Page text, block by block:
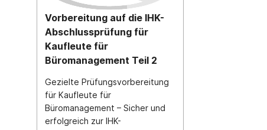
Vorbereitung auf die IHK-
Abschlussprüfung für
Kaufleute für
Büromanagement Teil 2
Gezielte Prüfungsvorbereitung
für Kaufleute für
Büromanagement – Sicher und
erfolgreich zur IHK-